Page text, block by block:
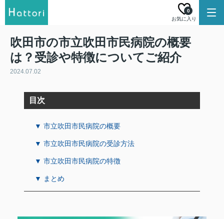
お気に入り
0
吹田市の市立吹田市民病院の概要
は？受診や特徴についてご紹介
2024.07.02
目次
▼ 市立吹田市民病院の概要
▼ 市立吹田市民病院の受診方法
▼ 市立吹田市民病院の特徴
▼ まとめ